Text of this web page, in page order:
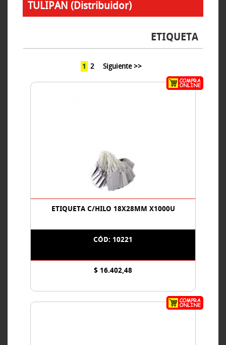
TULIPAN (Distribuidor)
ETIQUETA
1 2 Siguiente >>
ETIQUETA C/HILO 18X28MM X1000U
CÓD: 10221
$ 16.402,48